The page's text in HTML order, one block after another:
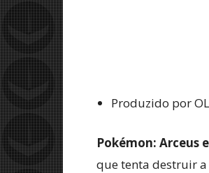
Produzido por
Pokémon: Arceus
que tenta destruir